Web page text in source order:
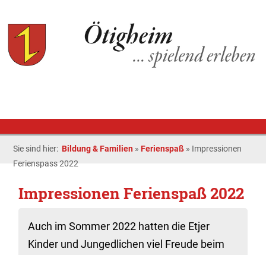
Sie sind hier: Bildung & Familien » Ferienspaß » Impressionen
Ferienspass 2022
Impressionen Ferienspaß 2022
Auch im Sommer 2022 hatten die Etjer
Kinder und Jungedlichen viel Freude beim